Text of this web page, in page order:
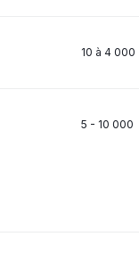
10 à 4 000
5 - 10 000